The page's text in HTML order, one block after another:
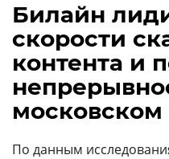
Билайн
скорости
контента и
московском
По данным